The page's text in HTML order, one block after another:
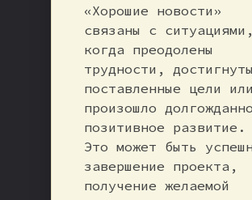
«Хорошие новости»
связаны с ситуациями,
когда преодолены
трудности, достигнуты
поставленные цели или
произошло
позитивное развитие.
Это может быть
завершение проекта,
получение желаемой